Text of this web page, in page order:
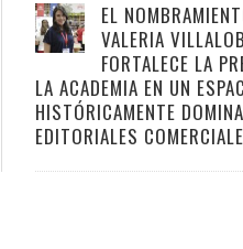
EL
VALERIA
FORTALECE LA
LA ACADEMIA EN UN
HISTÓRICAMENTE
EDITORIALES